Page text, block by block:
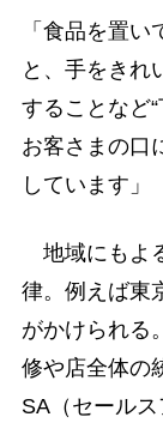
「食品を置
と、手をきれ
することなど
お客さまの口
しています」
地域にもよ
律。例えば東
がかけられる
修や店全体の
SA（セール